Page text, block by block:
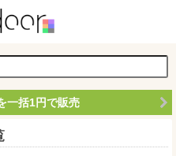
一括1円で販売